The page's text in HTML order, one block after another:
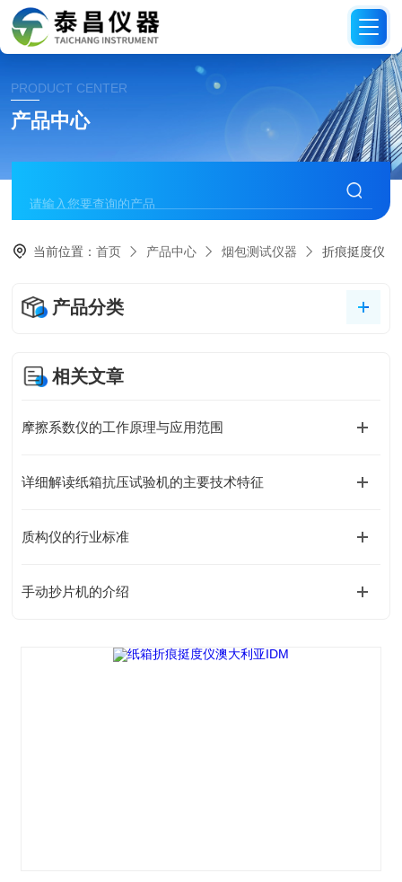
PRODUCT CENTER
产品中心
当前位置：首页 产品中心 烟包测试仪器 折痕挺度仪
产品分类
相关文章
摩擦系数仪的工作原理与应用范围
详细解读纸箱抗压试验机的主要技术特征
质构仪的行业标准
手动抄片机的介绍